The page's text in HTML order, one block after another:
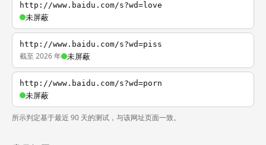
http://www.baidu.com/s?wd=love
未屏蔽
http://www.baidu.com/s?wd=piss
截至 2026 年 未屏蔽
http://www.baidu.com/s?wd=porn
未屏蔽
所示判定基于最近 90 天的测试，与该网址页面一致。